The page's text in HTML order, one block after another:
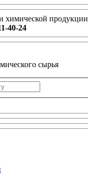
химической продукции
40-24
сырья